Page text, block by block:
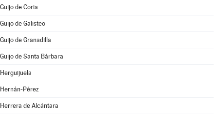
Guijo de Coria
Guijo de Galisteo
Guijo de Granadilla
Guijo de Santa Bárbara
Herguijuela
Hernán-Pérez
Herrera de Alcántara